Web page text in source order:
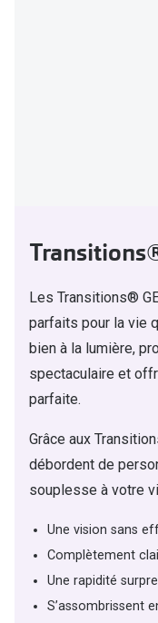
Les Transitions®
parfaits pour la vie
bien à la lumière,
spectaculaire et
parfaite.
Grâce aux
débordent de
souplesse à votre
Une vision sans
Complètement
Une rapidité
S’assombrissent